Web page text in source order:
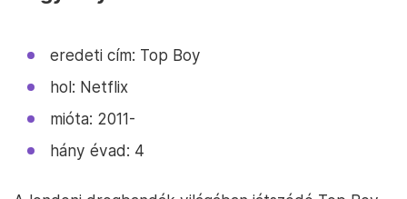
eredeti cím: Top Boy
hol: Netflix
mióta: 2011-
hány évad: 4